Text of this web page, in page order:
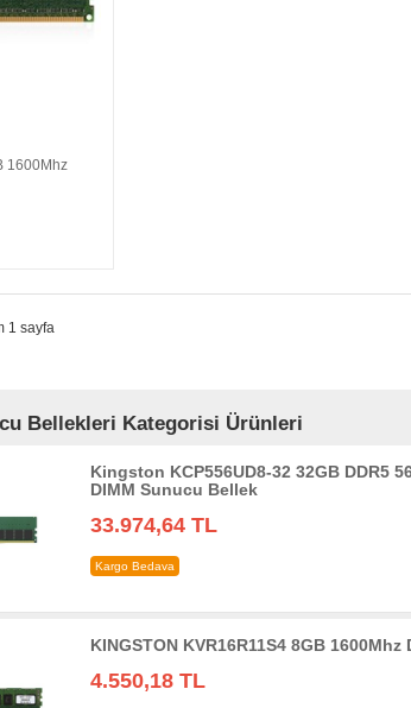
1600Mhz
1 sayfa
Bellekleri Kategorisi Ürünleri
Kingston KCP556UD8-32 32GB DDR5
DIMM Sunucu Bellek
33.974,64 TL
Kargo Bedava
KINGSTON KVR16R11S4 8GB 1600Mhz
4.550,18 TL